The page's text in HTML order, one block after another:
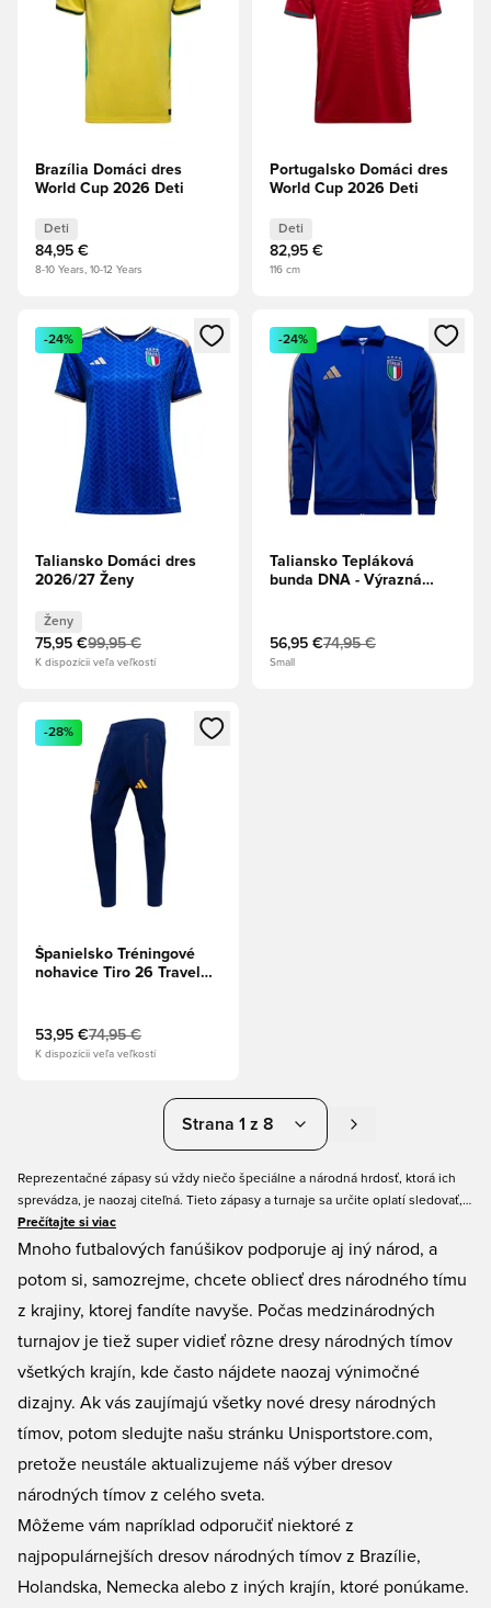
Brazília Domáci dres
World Cup 2026 Deti
Deti
84,95 €
8-10 Years, 10-12 Years
Portugalsko Domáci dres
World Cup 2026 Deti
Deti
82,95 €
116 cm
Otvorí modál na prihlásenie alebo registráciu ako člen
-24%
Taliansko Domáci dres
2026/27 Ženy
Ženy
75,95 €99,95 €
K dispozícii veľa veľkostí
Otvorí modál na prihlásenie
-24%
Taliansko Tepláková
bunda DNA - Výrazná
56,95 €74,95 €
Small
Otvorí modál na prihlásenie alebo registráciu ako člen
-28%
Španielsko Tréningové
nohavice Tiro 26 Travel
53,95 €74,95 €
K dispozícii veľa veľkostí
Strana 1 z 8
Reprezentačné zápasy sú vždy niečo špeciálne a národná hrdosť, ktorá ich
sprevádza, je naozaj citeľná. Tieto zápasy a turnaje sa určite oplatí sledovať,
aj keď vaša krajina nehrá. Je predsa jasné, že chcete mať svoj vlastný
reprezentačný dres, a ten s veľkou pravdepodobnosťou nájdete práve u nás
Prečítajte si viac
Mnoho futbalových fanúšikov podporuje aj iný národ, a
potom si, samozrejme, chcete obliecť dres národného tímu
z krajiny, ktorej fandíte navyše. Počas medzinárodných
turnajov je tiež super vidieť rôzne dresy národných tímov
všetkých krajín, kde často nájdete naozaj výnimočné
dizajny. Ak vás zaujímajú všetky nové dresy národných
tímov, potom sledujte našu stránku Unisportstore.com,
pretože neustále aktualizujeme náš výber dresov
národných tímov z celého sveta.
Môžeme vám napríklad odporučiť niektoré z
najpopulárnejších dresov národných tímov z Brazílie,
Holandska, Nemecka alebo z iných krajín, ktoré ponúkame.